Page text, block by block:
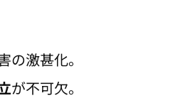
激甚化。
が不可欠。